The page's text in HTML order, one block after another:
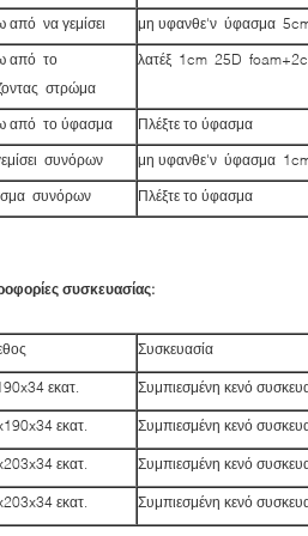
από να γεμίσει
μη υφανθε'ν ύφασμα
από το
στρώμα
λατέξ 1cm 25D
από το ύφασμα
Πλέξτε το ύφασμα
συνόρων
μη υφανθε'ν ύφασμα
συνόρων
Πλέξτε το ύφασμα
συσκευασίας:
Συσκευασία
εκατ. Συμπιεσμένη κενό
εκατ. Συμπιεσμένη κενό
εκατ. Συμπιεσμένη κενό
εκατ. Συμπιεσμένη κενό